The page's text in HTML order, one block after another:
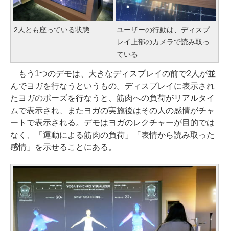
2人とも座っている状態
ユーザーの行動は、ディスプ
レイ上部のカメラで読み取っ
ている
もう1つのデモは、大きなディスプレイの前で2人が並
んでヨガを行なうというもの。ディスプレイに表示され
たヨガのポーズを行なうと、筋肉への負荷がリアルタイ
ムで表示され、またヨガの実施後はその人の感情がチャ
ートで表示される。デモはヨガのレクチャーが目的では
なく、「運動による筋肉の負荷」「表情から読み取った
感情」を示せることにある。